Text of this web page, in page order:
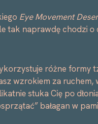
Eye Movement
tak naprawdę chodzi
różne formy
wzrokiem za ruchem,
stuka Cię po
bałagan w